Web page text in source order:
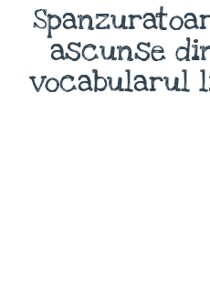
ascunse
vocabularul